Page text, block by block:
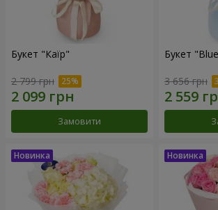
Букет "Каїр"
2 799 грн
Замовити
Букет
3 656 грн